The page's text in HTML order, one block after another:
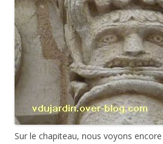
Sur le chapiteau, nous voyons